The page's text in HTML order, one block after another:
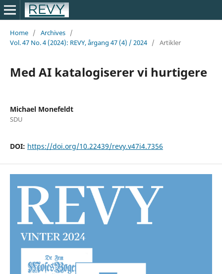
Home / Archives /
Vol. 47 No. 4 (2024): REVY, årgang 47 (4) / 2024 / Artikler
Med AI katalogiserer vi hurtigere
Michael Monefeldt
SDU
DOI: https://doi.org/10.22439/revy.v47i4.7356